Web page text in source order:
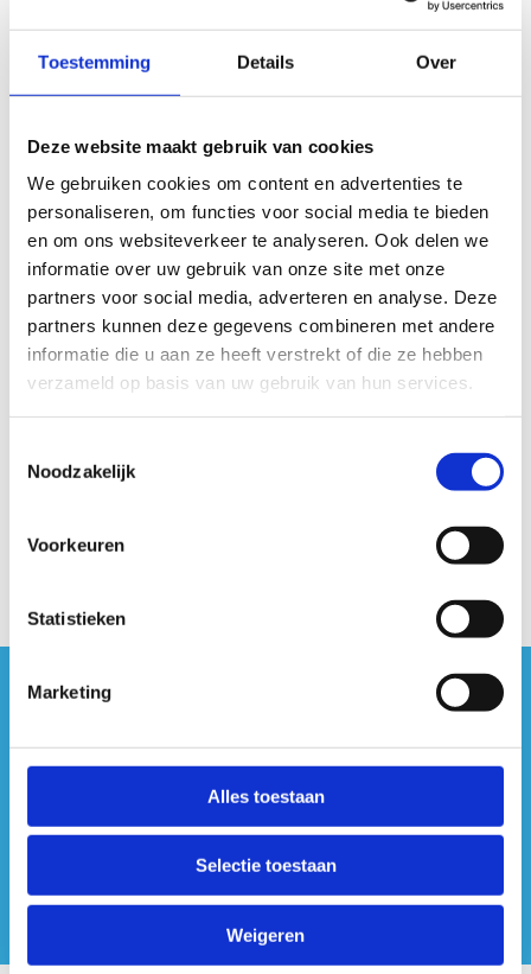
Toestemming Details Over
Deze website maakt gebruik van cookies
We gebruiken cookies om content en advertenties te
personaliseren, om functies voor social media te bieden
en om ons websiteverkeer te analyseren. Ook delen we
informatie over uw gebruik van onze site met onze
partners voor social media, adverteren en analyse. Deze
partners kunnen deze gegevens combineren met andere
informatie die u aan ze heeft verstrekt of die ze hebben
verzameld op basis van uw gebruik van hun services.
Noodzakelijk
Voorkeuren
Statistieken
Marketing
Alles toestaan
Selectie toestaan
Weigeren
#sportersbelevenmeer
ook op sociale media